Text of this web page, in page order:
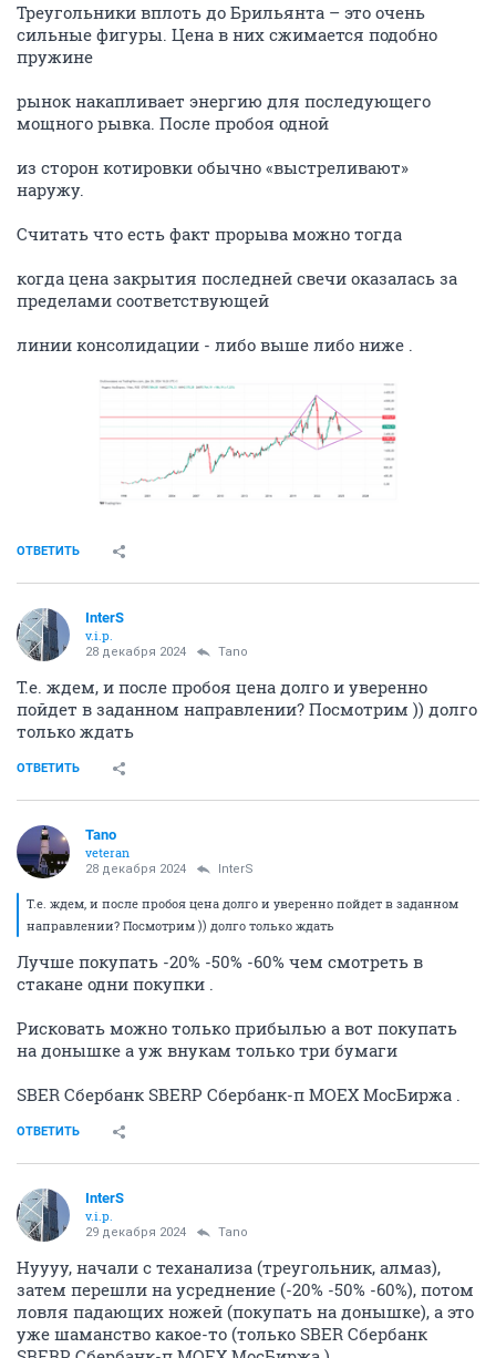
Треугольники вплоть до Брильянта – это очень
сильные фигуры. Цена в них сжимается подобно
пружине
рынок накапливает энергию для последующего
мощного рывка. После пробоя одной
из сторон котировки обычно «выстреливают»
наружу.
Считать что есть факт прорыва можно тогда
когда цена закрытия последней свечи оказалась за
пределами соответствующей
линии консолидации - либо выше либо ниже .
ОТВЕТИТЬ
InterS
v.i.p.
28 декабря 2024 Tano
Т.е. ждем, и после пробоя цена долго и уверенно
пойдет в заданном направлении? Посмотрим )) долго
только ждать
ОТВЕТИТЬ
Tano
veteran
28 декабря 2024 InterS
Т.е. ждем, и после пробоя цена долго и уверенно пойдет в заданном
направлении? Посмотрим )) долго только ждать
Лучше покупать -20% -50% -60% чем смотреть в
стакане одни покупки .
Рисковать можно только прибылью а вот покупать
на донышке а уж внукам только три бумаги
SBER Сбербанк SBERP Сбербанк-п MOEX МосБиржа .
ОТВЕТИТЬ
InterS
v.i.p.
29 декабря 2024 Tano
Нуууу, начали с теханализа (треугольник, алмаз),
затем перешли на усреднение (-20% -50% -60%), потом
ловля падающих ножей (покупать на донышке), а это
уже шаманство какое-то (только SBER Сбербанк